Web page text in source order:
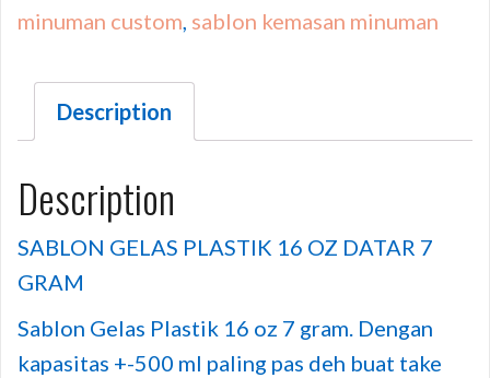
minuman custom, sablon kemasan minuman
Description
Description
SABLON GELAS PLASTIK 16 OZ DATAR 7
GRAM
Sablon Gelas Plastik 16 oz 7 gram. Dengan
kapasitas +-500 ml paling pas deh buat take